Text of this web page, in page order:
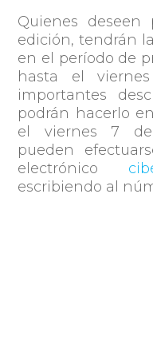
Quienes
edición, tendrán
en el período de
hasta el
importantes
podrán hacerlo
el viernes 7 de
pueden
electrónico
escribiendo al